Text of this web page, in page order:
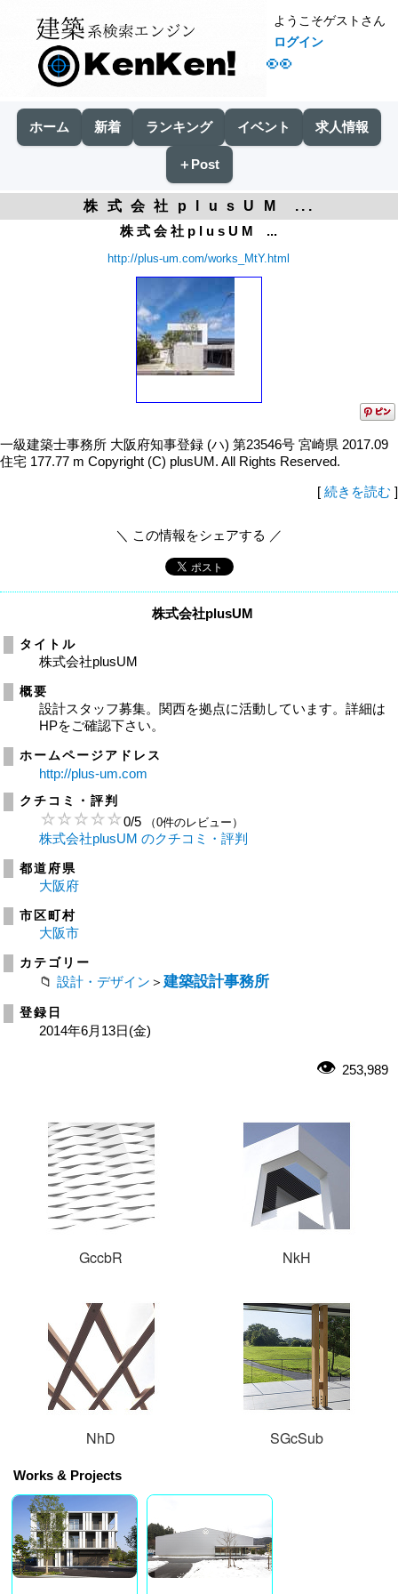
👀
ようこそゲストさん
ログイン
ホーム 新着 ランキング イベント 求人情報
＋Post
株 式 会 社 p l u s U M ...
株 式 会 社 p l u s U M ...
http://plus-um.com/works_MtY.html
一級建築士事務所 大阪府知事登録 (ハ) 第23546号 宮崎県 2017.09
住宅 177.77 m Copyright (C) plusUM. All Rights Reserved.
[ 続きを読む ]
＼ この情報をシェアする ／
株式会社plusUM
タイトル
株式会社plusUM
概要
設計スタッフ募集。関西を拠点に活動しています。詳細は
HPをご確認下さい。
ホームページアドレス
http://plus-um.com
クチコミ・評判
0/5 （0件のレビュー）
株式会社plusUM のクチコミ・評判
都道府県
大阪府
市区町村
大阪市
カテゴリー
設計・デザイン ＞ 建築設計事務所
登録日
2014年6月13日(金)
253,989
GccbR NkH
NhD SGcSub
Works & Projects